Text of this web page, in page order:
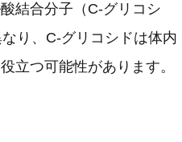
結合分子（C-グリコシ
り、C-グリコシドは体内
立つ可能性があります。